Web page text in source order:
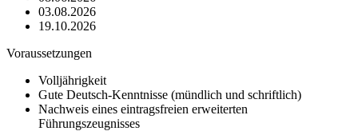
03.08.2026
19.10.2026
Voraussetzungen
Volljährigkeit
Gute Deutsch-Kenntnisse (mündlich und schriftlich)
Nachweis eines eintragsfreien erweiterten
Führungszeugnisses